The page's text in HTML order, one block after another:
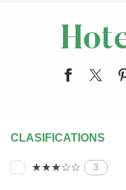
CLASIFICATIONS
★★★☆☆ 3